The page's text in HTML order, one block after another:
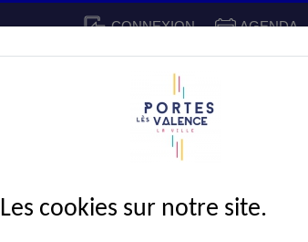
CONNEXION AGENDA
CADRE DE VIE
Les cookies sur notre site.